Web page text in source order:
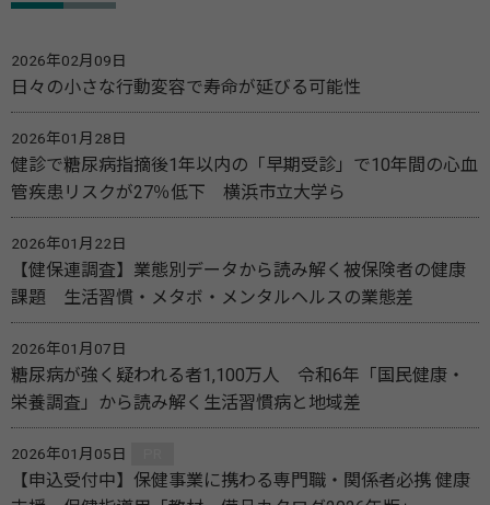
2026年02月09日
日々の小さな行動変容で寿命が延びる可能性
2026年01月28日
健診で糖尿病指摘後1年以内の「早期受診」で10年間の心血
管疾患リスクが27％低下 横浜市立大学ら
2026年01月22日
【健保連調査】業態別データから読み解く被保険者の健康
課題 生活習慣・メタボ・メンタルヘルスの業態差
2026年01月07日
糖尿病が強く疑われる者1,100万人 令和6年「国民健康・
栄養調査」から読み解く生活習慣病と地域差
2026年01月05日
【申込受付中】保健事業に携わる専門職・関係者必携 健康